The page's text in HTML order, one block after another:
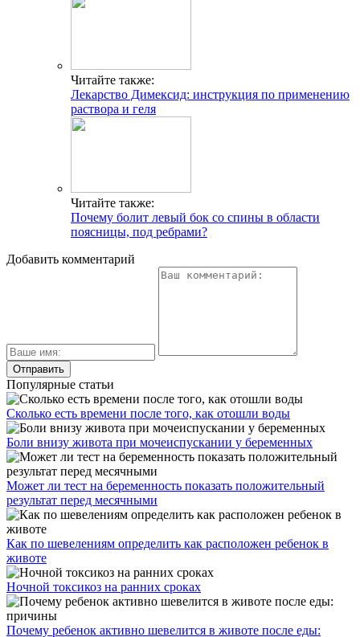
Читайте также:
Лекарство Димексид: инструкция по применению
раствора и геля
Читайте также:
Почему болит левый бок со спины в области
поясницы, под ребрами?
Добавить комментарий
Популярные статьи
Сколько есть времени после того, как отошли воды
Боли внизу живота при мочеиспускании у беременных
Может ли тест на беременность показать положительный
результат перед месячными
Как по шевелениям определить как расположен ребенок в
животе
Ночной токсикоз на ранних сроках
Почему ребенок активно шевелится в животе после еды: